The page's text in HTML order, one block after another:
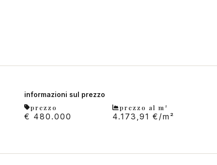
informazioni sul prezzo
prezzo
€ 480.000
prezzo al m²
4.173,91 €/m²